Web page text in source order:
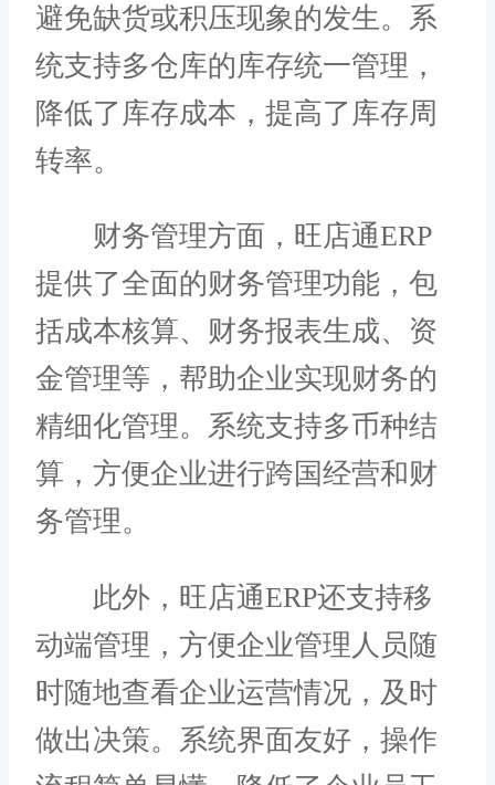
避免缺货或积压现象的发生。系
统支持多仓库的库存统一管理，
降低了库存成本，提高了库存周
转率。
财务管理方面，旺店通ERP
提供了全面的财务管理功能，包
括成本核算、财务报表生成、资
金管理等，帮助企业实现财务的
精细化管理。系统支持多币种结
算，方便企业进行跨国经营和财
务管理。
此外，旺店通ERP还支持移
动端管理，方便企业管理人员随
时随地查看企业运营情况，及时
做出决策。系统界面友好，操作